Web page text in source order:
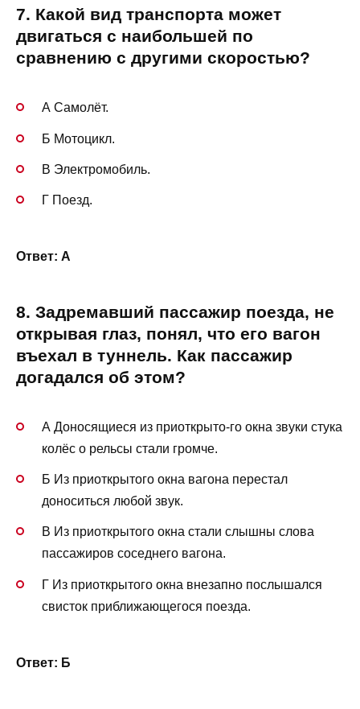
7. Какой вид транспорта может
двигаться с наибольшей по
сравнению с другими скоростью?
А Самолёт.
Б Мотоцикл.
В Электромобиль.
Г Поезд.
Ответ: А
8. Задремавший пассажир поезда, не
открывая глаз, понял, что его вагон
въехал в туннель. Как пассажир
догадался об этом?
А Доносящиеся из приоткрыто-го окна звуки стука
колёс о рельсы стали громче.
Б Из приоткрытого окна вагона перестал
доноситься любой звук.
В Из приоткрытого окна стали слышны слова
пассажиров соседнего вагона.
Г Из приоткрытого окна внезапно послышался
свисток приближающегося поезда.
Ответ: Б